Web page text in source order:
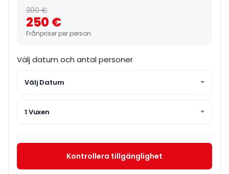
300 €
250 €
Frånpriser per person
Välj datum och antal personer
Välj Datum
1 Vuxen
Kontrollera tillgänglighet